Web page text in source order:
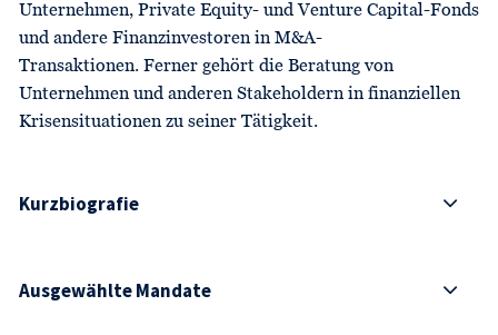
Unternehmen, Private Equity- und Venture Capital-Fonds
und andere Finanzinvestoren in M&A-
Transaktionen. Ferner gehört die Beratung von
Unternehmen und anderen Stakeholdern in finanziellen
Krisensituationen zu seiner Tätigkeit.
Kurzbiografie
Ausgewählte Mandate